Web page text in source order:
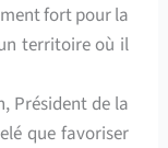
fort pour la
territoire où il
Président de la
que favoriser